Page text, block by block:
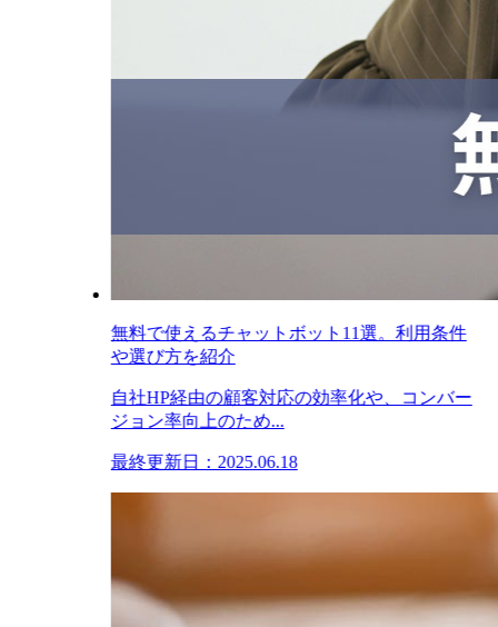
無料で使えるチャットボット11選。利用条件
や選び方を紹介
自社HP経由の顧客対応の効率化や、コンバー
ジョン率向上のため...
最終更新日：2025.06.18